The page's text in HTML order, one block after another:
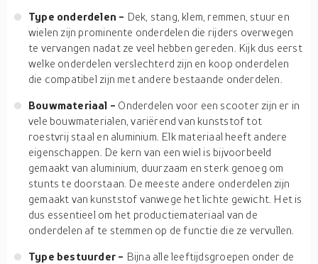
Type onderdelen - Dek, stang, klem, remmen, stuur en
wielen zijn prominente onderdelen die rijders overwegen
te vervangen nadat ze veel hebben gereden. Kijk dus eerst
welke onderdelen verslechterd zijn en koop onderdelen
die compatibel zijn met andere bestaande onderdelen.
Bouwmateriaal - Onderdelen voor een scooter zijn er in
vele bouwmaterialen, variërend van kunststof tot
roestvrij staal en aluminium. Elk materiaal heeft andere
eigenschappen. De kern van een wiel is bijvoorbeeld
gemaakt van aluminium, duurzaam en sterk genoeg om
stunts te doorstaan. De meeste andere onderdelen zijn
gemaakt van kunststof vanwege het lichte gewicht. Het is
dus essentieel om het productiemateriaal van de
onderdelen af te stemmen op de functie die ze vervullen.
Type bestuurder - Bijna alle leeftijdsgroepen onder de